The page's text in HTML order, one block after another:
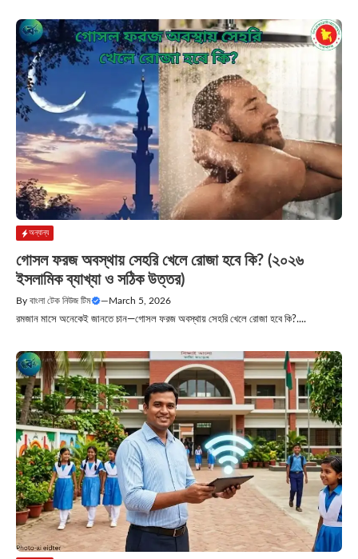
অন্যান্য
গোসল ফরজ অবস্থায় সেহরি খেলে রোজা হবে কি? (২০২৬
ইসলামিক ব্যাখ্যা ও সঠিক উত্তর)
By বাংলা টেক নিউজ টিম —March 5, 2026
রমজান মাসে অনেকেই জানতে চান—গোসল ফরজ অবস্থায় সেহরি খেলে রোজা হবে কি?....